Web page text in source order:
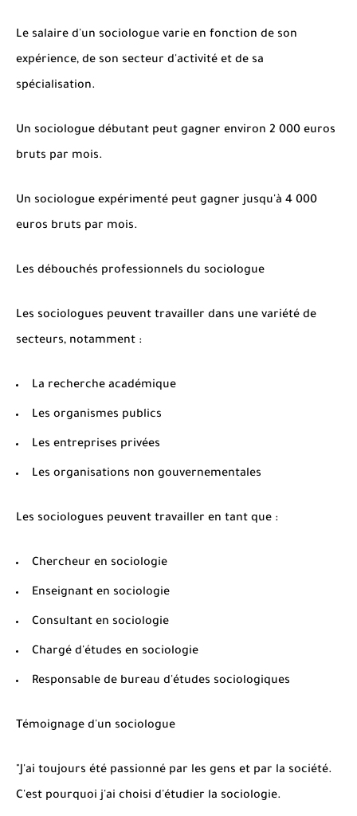
Le salaire d'un sociologue varie en fonction de son
expérience, de son secteur d'activité et de sa
spécialisation.
Un sociologue débutant peut gagner environ 2 000 euros
bruts par mois.
Un sociologue expérimenté peut gagner jusqu'à 4 000
euros bruts par mois.
Les débouchés professionnels du sociologue
Les sociologues peuvent travailler dans une variété de
secteurs, notamment :
La recherche académique
Les organismes publics
Les entreprises privées
Les organisations non gouvernementales
Les sociologues peuvent travailler en tant que :
Chercheur en sociologie
Enseignant en sociologie
Consultant en sociologie
Chargé d'études en sociologie
Responsable de bureau d'études sociologiques
Témoignage d'un sociologue
"J'ai toujours été passionné par les gens et par la société.
C'est pourquoi j'ai choisi d'étudier la sociologie.